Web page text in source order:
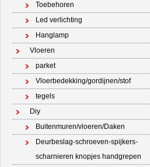
Toebehoren
Led verlichting
Hanglamp
Vloeren
parket
Vloerbedekking/gordijnen/stof
tegels
Diy
Buitenmuren/vloeren/Daken
Deurbeslag-schroeven-spijkers-
scharnieren knopjes handgrepen